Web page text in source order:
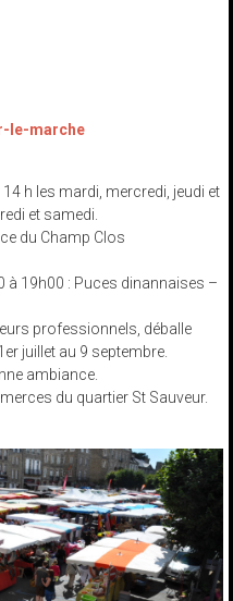
h les mardi, mercredi, jeudi et
et samedi.
du Champ Clos
à 19h00 : Puces dinannaises –
professionnels, déballe
juillet au 9 septembre.
ambiance.
du quartier St Sauveur.